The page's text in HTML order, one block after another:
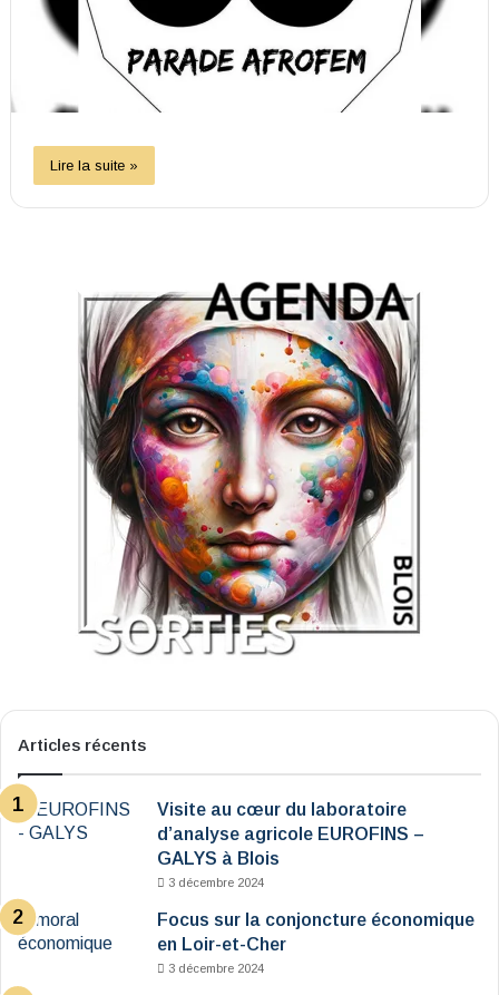
Lire la suite »
Articles récents
Visite au cœur du laboratoire
d’analyse agricole EUROFINS –
GALYS à Blois
3 décembre 2024
Focus sur la conjoncture économique
en Loir-et-Cher
3 décembre 2024